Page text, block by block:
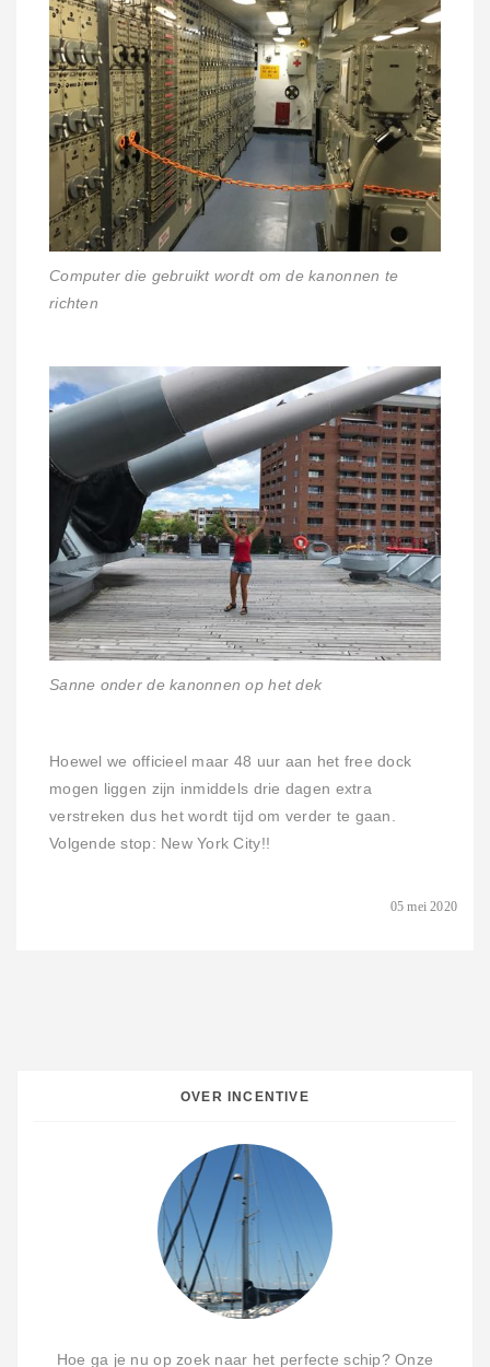
05 mei 2020
Computer die gebruikt wordt om de kanonnen te
richten
Sanne onder de kanonnen op het dek
Hoewel we officieel maar 48 uur aan het free dock
mogen liggen zijn inmiddels drie dagen extra
verstreken dus het wordt tijd om verder te gaan.
Volgende stop: New York City!!
OVER INCENTIVE
Hoe ga je nu op zoek naar het perfecte schip? Onze